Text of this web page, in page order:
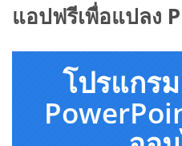
แอปฟรีเพื่อแปลง